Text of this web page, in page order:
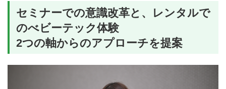
セミナーでの意識改革と、レンタルで
のべビーテック体験
2つの軸からのアプローチを提案